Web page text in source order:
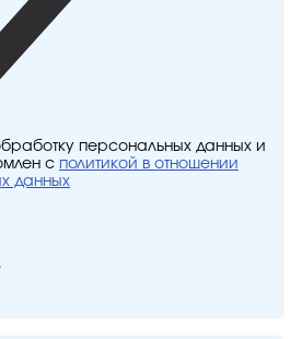
персональных данных и
с политикой в отношении
данных